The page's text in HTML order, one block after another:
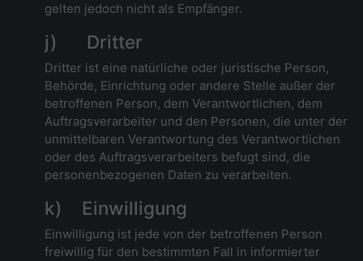
gelten jedoch nicht als Empfänger.
j) Dritter
Dritter ist eine natürliche oder juristische Person,
Behörde, Einrichtung oder andere Stelle außer der
betroffenen Person, dem Verantwortlichen, dem
Auftragsverarbeiter und den Personen, die unter der
unmittelbaren Verantwortung des Verantwortlichen
oder des Auftragsverarbeiters befugt sind, die
personenbezogenen Daten zu verarbeiten.
k) Einwilligung
Einwilligung ist jede von der betroffenen Person
freiwillig für den bestimmten Fall in informierter